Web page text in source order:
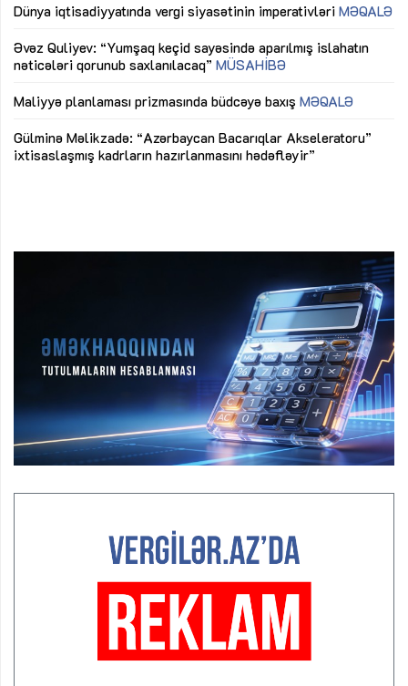
Dünya iqtisadiyyatında vergi siyasətinin imperativləri MƏQALƏ
Əvəz Quliyev: “Yumşaq keçid sayəsində aparılmış islahatın
nəticələri qorunub saxlanılacaq” MÜSAHİBƏ
Maliyyə planlaması prizmasında büdcəyə baxış MƏQALƏ
Gülminə Məlikzadə: “Azərbaycan Bacarıqlar Akseleratoru”
ixtisaslaşmış kadrların hazırlanmasını hədəfləyir”